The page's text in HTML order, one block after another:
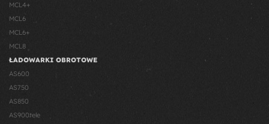
MCL4+
MCL6
MCL6+
MCL8
ŁADOWARKI OBROTOWE
AS600
AS750
AS850
AS900tele